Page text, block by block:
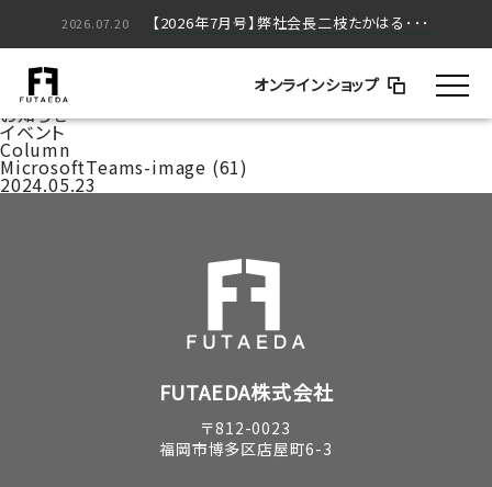
オンラインショップ
2026.05.20 【2026年5月号】弊社会長二枝たかはる･･･
2026.07.20 【2026年7月号】弊社会長二枝たかはる･･･
家づくりのはなし
コラム
お知らせ
イベント
Column
MicrosoftTeams-image (61)
2024.05.23
FUTAEDA株式会社
〒812-0023
福岡市博多区店屋町6-3